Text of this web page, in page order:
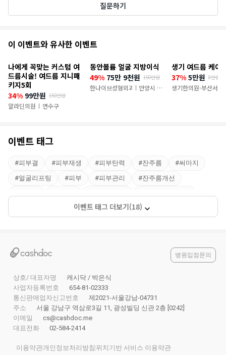
질문하기
추
이
벤
트
이 이벤트와 유사한 이벤트
나에게 꼭맞는 커스텀 여
드름시술! 여드름 지니패
키지5회
34% 99만원 150만원
알라딘의원 | 연수구
동안볼륨 얼굴 지방이식
49% 75만 9천원 150만원
한나이브성형외과의원
|
안양시 만
생기 여드름 케어
37% 5만원 8만원
생기한의원-부산서면
이벤트 태그
#피부결 #피부재생 #피부탄력 #잔주름 #써마지
#얼굴리프팅 #피부 #피부관리 #잔주름개선
피부과리프팅 #콜라겐리프팅
이벤트 태그 더보기(18)
병원입점문의
상호/ 대표자명
캐시닥 / 박은식
사업자등록번호
654-81-02333
통신판매업자신고번호
제2021-서울강남-04731
주소
서울 강남구 역삼로3길 11, 광성빌딩 신관 2층 [0242]
이메일
cs@cashdoc.me
대표전화
02-584-2414
이용약관개인정보처리방침 위치기반 서비스 이용약관